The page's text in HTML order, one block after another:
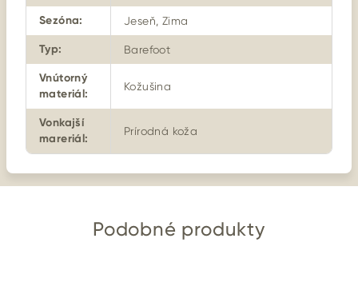
Sezóna: Jeseň, Zima
Typ: Barefoot
Vnútorný
materiál:
Kožušina
Vonkajší
mareriál:
Prírodná koža
Podobné produkty